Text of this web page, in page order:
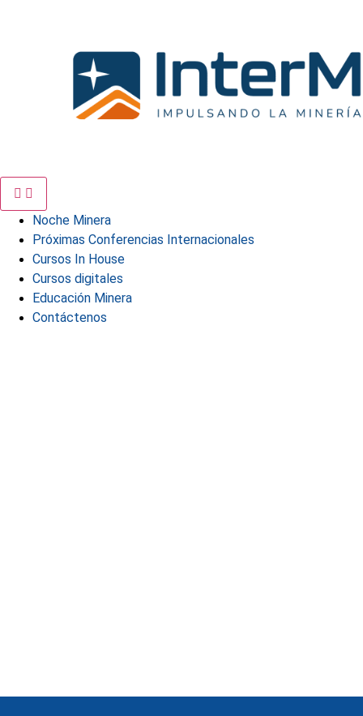
Noche Minera
Próximas Conferencias Internacionales
Cursos In House
Cursos digitales
Educación Minera
Contáctenos